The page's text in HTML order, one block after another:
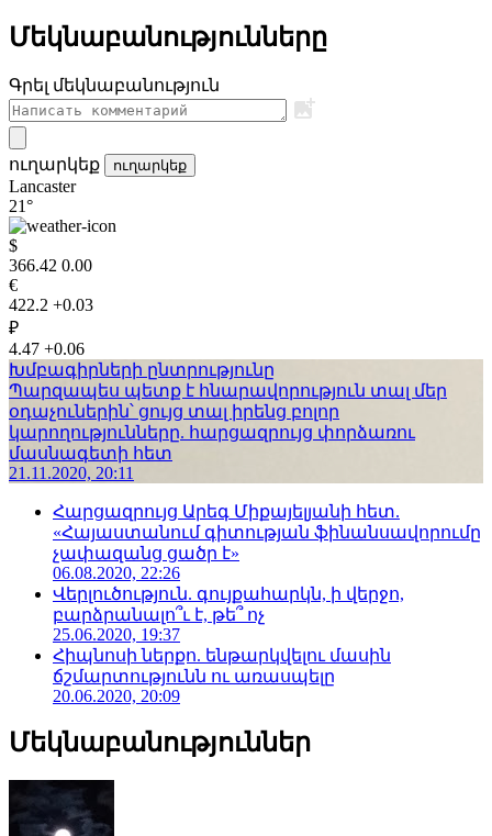
Մեկնաբանությունները
Գրել մեկնաբանություն
ուղարկեք ուղարկեք
Lancaster
21°
$
366.42 0.00
€
422.2 +0.03
₽
4.47 +0.06
Խմբագիրների ընտրությունը
Պարզապես պետք է հնարավորություն տալ մեր
օդաչուներին՝ ցույց տալ իրենց բոլոր
կարողությունները. հարցազրույց փորձառու
մասնագետի հետ
21.11.2020, 20:11
Հարցազրույց Արեգ Միքայելյանի հետ.
«Հայաստանում գիտության ֆինանսավորումը
չափազանց ցածր է»
06.08.2020, 22:26
Վերլուծություն. գույքահարկն, ի վերջո,
բարձրանալո՞ւ է, թե՞ ոչ
25.06.2020, 19:37
Հիպնոսի ներքո. ենթարկվելու մասին
ճշմարտությունն ու առասպելը
20.06.2020, 20:09
Մեկնաբանություններ